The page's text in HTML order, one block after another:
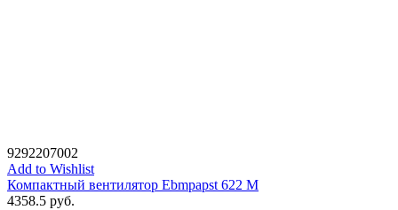
9292207002
Add to Wishlist
Компактный вентилятор Ebmpapst 622 M
4358.5 руб.